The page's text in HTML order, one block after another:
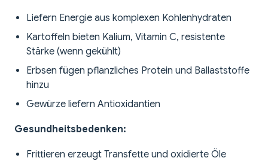
Liefern Energie aus komplexen Kohlenhydraten
Kartoffeln bieten Kalium, Vitamin C, resistente
Stärke (wenn gekühlt)
Erbsen fügen pflanzliches Protein und Ballaststoffe
hinzu
Gewürze liefern Antioxidantien
Gesundheitsbedenken:
Frittieren erzeugt Transfette und oxidierte Öle